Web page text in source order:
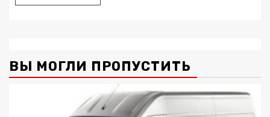
ВЫ МОГЛИ ПРОПУСТИТЬ